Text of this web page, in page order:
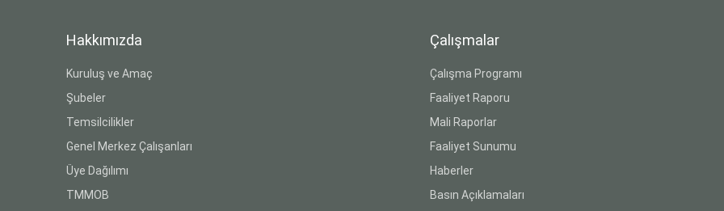
Hakkımızda
Kuruluş ve Amaç
Şubeler
Temsilcilikler
Genel Merkez Çalışanları
Üye Dağılımı
TMMOB
Çalışmalar
Çalışma Programı
Faaliyet Raporu
Mali Raporlar
Faaliyet Sunumu
Haberler
Basın Açıklamaları